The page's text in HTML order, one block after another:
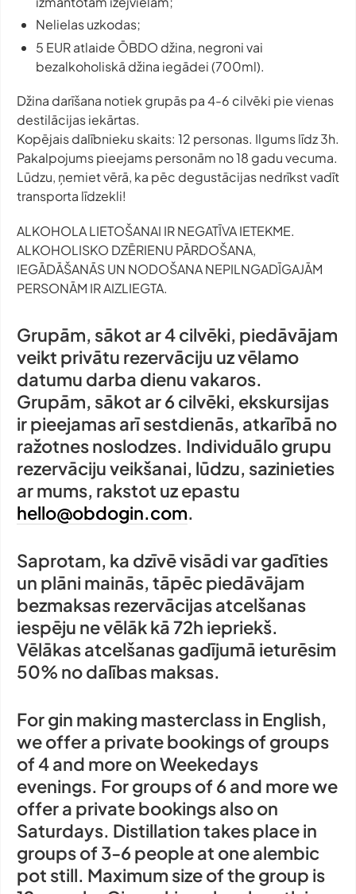
Nelielas uzkodas;
5 EUR atlaide ŌBDO džina, negroni vai
bezalkoholiskā džina iegādei (700ml).
Džina darīšana notiek grupās pa 4-6 cilvēki pie vienas
destilācijas iekārtas.
Kopējais dalībnieku skaits: 12 personas. Ilgums līdz 3h.
Pakalpojums pieejams personām no 18 gadu vecuma.
Lūdzu, ņemiet vērā, ka pēc degustācijas nedrīkst vadīt
transporta līdzekli!
ALKOHOLA LIETOŠANAI IR NEGATĪVA IETEKME.
ALKOHOLISKO DZĒRIENU PĀRDOŠANA,
IEGĀDĀŠANĀS UN NODOŠANA NEPILNGADĪGAJĀM
PERSONĀM IR AIZLIEGTA.
Grupām, sākot ar 4 cilvēki, piedāvājam
veikt privātu rezervāciju uz vēlamo
datumu darba dienu vakaros.
Grupām, sākot ar 6 cilvēki, ekskursijas
ir pieejamas arī sestdienās, atkarībā no
ražotnes noslodzes. Individuālo grupu
rezervāciju veikšanai, lūdzu, sazinieties
ar mums, rakstot uz epastu
hello@obdogin.com.
Saprotam, ka dzīvē visādi var gadīties
un plāni mainās, tāpēc piedāvājam
bezmaksas rezervācijas atcelšanas
iespēju ne vēlāk kā 72h iepriekš.
Vēlākas atcelšanas gadījumā ieturēsim
50% no dalības maksas.
For gin making masterclass in English,
we offer a private bookings of groups
of 4 and more on Weekedays
evenings. For groups of 6 and more we
offer a private bookings also on
Saturdays. Distillation takes place in
groups of 3-6 people at one alembic
pot still. Maximum size of the group is